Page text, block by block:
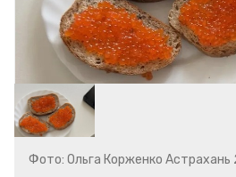
Фото: Ольга Корженко Астрахань